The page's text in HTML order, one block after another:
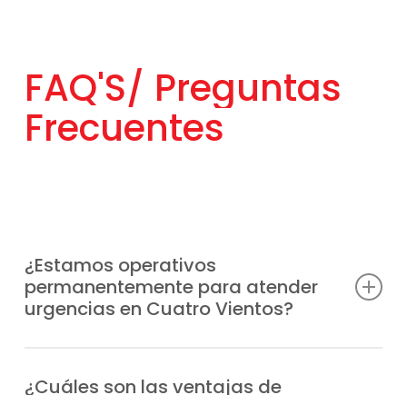
FAQ'S/ Preguntas
Frecuentes
¿Estamos operativos
permanentemente para atender
urgencias en Cuatro Vientos?
pueden surgir en cualquier momento, por
¿Cuáles son las ventajas de